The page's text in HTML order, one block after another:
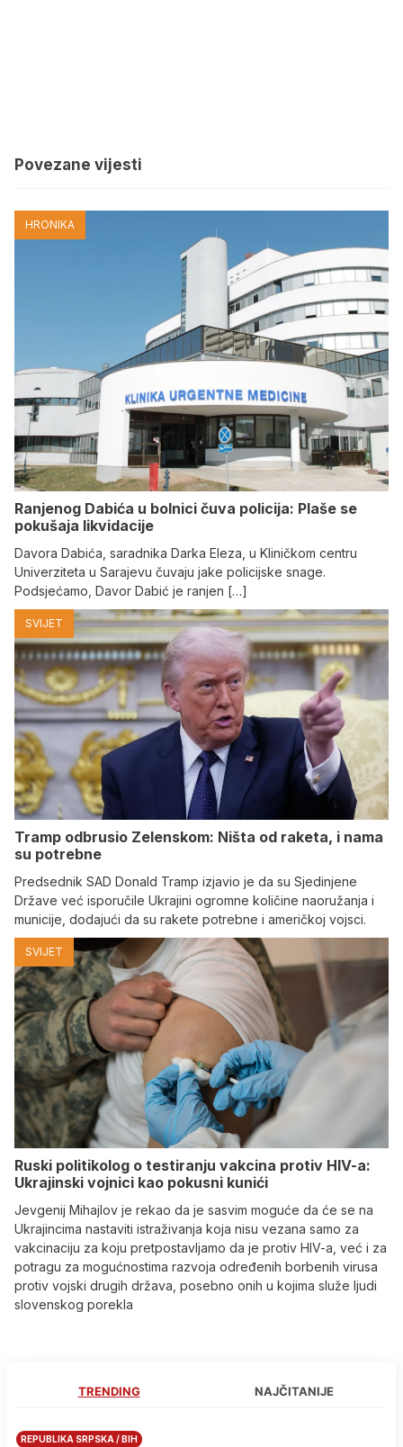
Povezane vijesti
HRONIKA
Ranjenog Dabića u bolnici čuva policija: Plaše se
pokušaja likvidacije
Davora Dabića, saradnika Darka Eleza, u Kliničkom centru
Univerziteta u Sarajevu čuvaju jake policijske snage.
Podsjećamo, Davor Dabić je ranjen […]
SVIJET
Tramp odbrusio Zelenskom: Ništa od raketa, i nama
su potrebne
Predsednik SAD Donald Tramp izjavio je da su Sjedinjene
Države već isporučile Ukrajini ogromne količine naoružanja i
municije, dodajući da su rakete potrebne i američkoj vojsci.
SVIJET
Ruski politikolog o testiranju vakcina protiv HIV-a:
Ukrajinski vojnici kao pokusni kunići
Jevgenij Mihajlov je rekao da je sasvim moguće da će se na
Ukrajincima nastaviti istraživanja koja nisu vezana samo za
vakcinaciju za koju pretpostavljamo da je protiv HIV-a, već i za
potragu za mogućnostima razvoja određenih borbenih virusa
protiv vojski drugih država, posebno onih u kojima služe ljudi
slovenskog porekla
TRENDING NAJČITANIJE
REPUBLIKA SRPSKA / BIH